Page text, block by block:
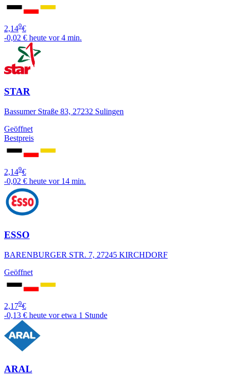
2,149€
-0,02 € heute vor 4 min.
STAR
Bassumer Straße 83, 27232 Sulingen
Geöffnet
Bestpreis
2,149€
-0,02 € heute vor 14 min.
ESSO
BARENBURGER STR. 7, 27245 KIRCHDORF
Geöffnet
2,179€
-0,13 € heute vor etwa 1 Stunde
ARAL